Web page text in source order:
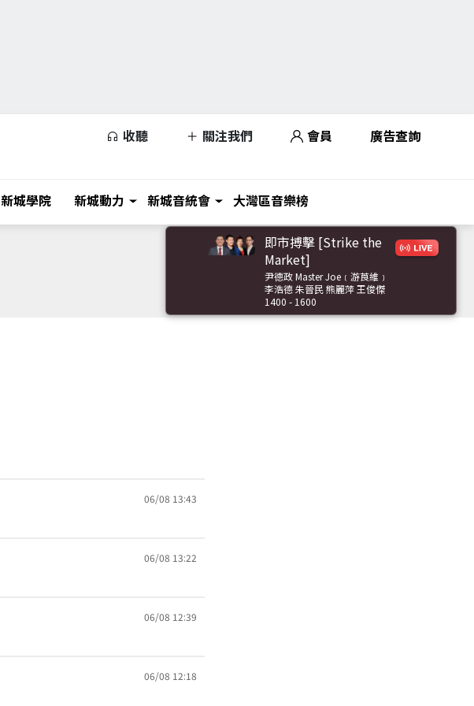
收聽 關注我們 會員 廣告查詢
新城學院 新城動力 新城音統會 大灣區音樂榜
即市搏擊 [Strike the
Market]
尹德政 Master Joe﹝游莨維﹞
李浩德 朱晉民 熊麗萍 王俊傑
1400 - 1600
06/08 13:43
06/08 13:22
06/08 12:39
06/08 12:18